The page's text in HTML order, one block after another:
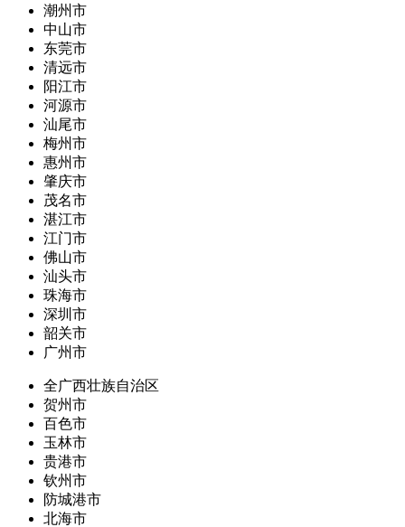
潮州市
中山市
东莞市
清远市
阳江市
河源市
汕尾市
梅州市
惠州市
肇庆市
茂名市
湛江市
江门市
佛山市
汕头市
珠海市
深圳市
韶关市
广州市
全广西壮族自治区
贺州市
百色市
玉林市
贵港市
钦州市
防城港市
北海市